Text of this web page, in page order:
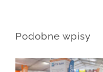
Podobne wpisy